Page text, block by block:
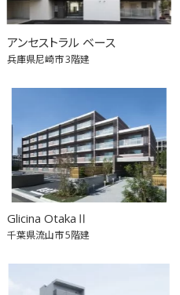
アンセストラル ベース
兵庫県尼崎市3階建
Glicina OtakaⅡ
千葉県流山市5階建